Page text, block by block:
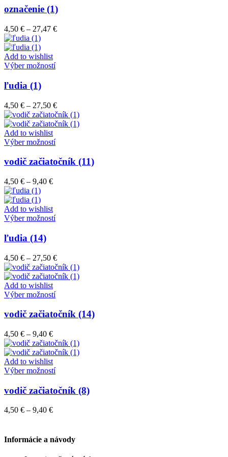
stránke
produktu.
má
viacero
variantov.
vybrať
na
označenie (1)
4,50 € – 27,47 €Price
Add to wishlist
Výber možnostíTento
variantov.
Možnosti
si
môžete
vybrať
na
stránke
produktu.
ľudia (1)
4,50 € – 27,50 €Price
range:
4,50 €
Add to wishlist
Výber možnostíTento
má
vybrať
na
vodič začiatočník (11)
4,50 € – 9,40 €Price
through
9,40 €
Add to wishlist
Výber možnostíTento
variantov.
Možnosti
si
môžete
vybrať
na
stránke
produktu.
ľudia (14)
4,50 € – 27,50 €Price
range:
4,50 €
Add to wishlist
Výber možnostíTento
má
Možnosti
si
môžete
vybrať
na
stránke
produktu.
vodič začiatočník (14)
4,50 € – 9,40 €Price
range:
4,50 €
through
9,40 €
Add to wishlist
Výber možnostíTento
má
viacero
vybrať
vodič začiatočník (8)
4,50 € – 9,40 €Price
through
9,40 €
Informácie a návody